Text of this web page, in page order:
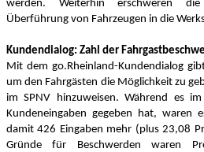
werden. Weiterhin erschweren
Überführung von Fahrzeugen in die
Kundendialog: Zahl der
Mit dem go.Rheinland-Kundendialog
um den Fahrgästen die Möglichkeit zu
im SPNV hinzuweisen. Während es
Kundeneingaben gegeben hat, waren
damit 426 Eingaben mehr (plus 23,08
Gründe für Beschwerden waren